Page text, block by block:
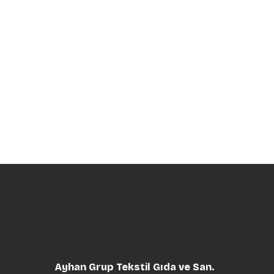
Ayhan Grup Tekstil Gıda ve San.